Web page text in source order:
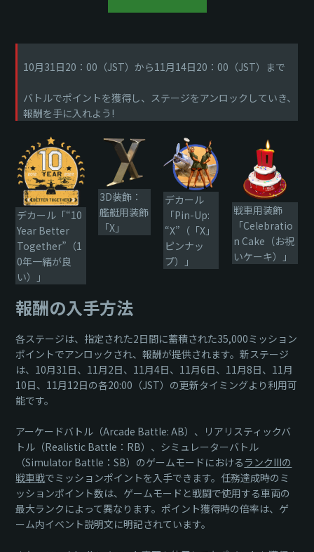
10月31日20：00（JST）から11月14日20：00（JST）まで
バトルでポイントを獲得し、ステージをアンロックしていき、
報酬を手に入れよう!
デカール「“10
Year Better
Together”（1
0年一緒が良
い）」
3D装飾：
艦艇用装飾
「X」
デカール
「Pin-Up:
“X”（「X」
ピンナッ
プ）」
戦車用装飾
「Celebratio
n Cake（お祝
いケーキ）」
報酬の入手方法
各ステージは、指定された2日間に蓄積された35,000ミッション
ポイントでアンロックされ、報酬が提供されます。新ステージ
は、10月31日、11月2日、11月4日、11月6日、11月8日、11月
10日、11月12日の各20:00（JST）の更新タイミングより利用可
能です。
アーケードバトル（Arcade Battle: AB）、リアリスティックバ
トル（Realistic Battle：RB）、シミュレーターバトル
（Simulator Battle：SB）のゲームモードにおけるランクIIIの
戦車戦でミッションポイントを入手できます。任務達成時のミ
ッションポイント数は、ゲームモードと戦闘で使用する車両の
最大ランクによって異なります。ポイント獲得時の倍率は、ゲ
ーム内イベント説明文に明記されています。